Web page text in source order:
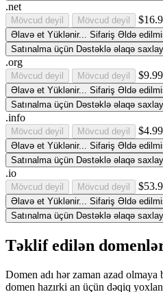
.net
Mövcud deyil Mövcud deyil
Əlavə et Yüklənir... Sifariş Əldə
Satınalma üçün Dəstəklə əlaqə
.org
Mövcud deyil Mövcud deyil
Əlavə et Yüklənir... Sifariş Əldə
Satınalma üçün Dəstəklə əlaqə
.info
Mövcud deyil Mövcud deyil
Əlavə et Yüklənir... Sifariş Əldə
Satınalma üçün Dəstəklə əlaqə
.io
Mövcud deyil Mövcud deyil
Əlavə et Yüklənir... Sifariş Əldə
Satınalma üçün Dəstəklə əlaqə
Təklif edilən
Domen adı hər zaman azad
domen hazırki an üçün dəqiq